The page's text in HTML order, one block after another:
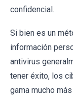
confidencial.
Si bien es un
información
antivirus
tener éxito, los
gama mucho